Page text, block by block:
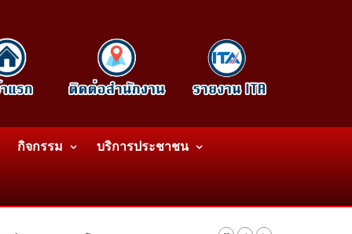
กิจกรรม บริการประชาชน